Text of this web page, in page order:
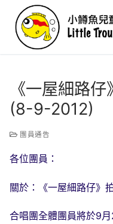
content
《一屋細路
(8-9-2012)
團員通告
各位團員：
關於：《一屋細路仔》
合唱團全體團員將於9